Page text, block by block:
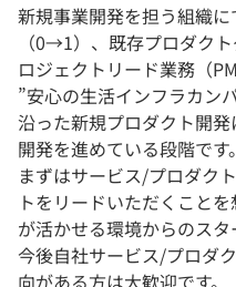
新規事業開発を担う組織
（0→1）、既存プロダク
ロジェクトリード業務（
”安心の生活インフラカン
沿った新規プロダクト開
開発を進めている段階です。
まずはサービス/プロダク
トをリードいただくこと
が活かせる環境からのスタ
今後自社サービス/プロダ
向がある方は大歓迎です。